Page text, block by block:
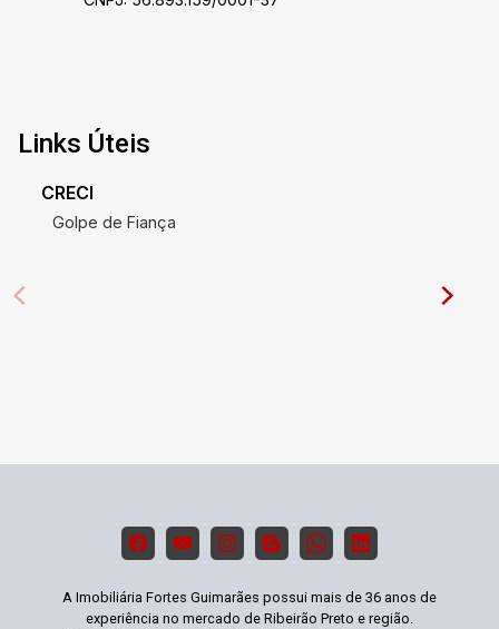
Links Úteis
CRECI
Golpe de Fiança
A Imobiliária Fortes Guimarães possui mais de 36 anos de
experiência no mercado de Ribeirão Preto e região.